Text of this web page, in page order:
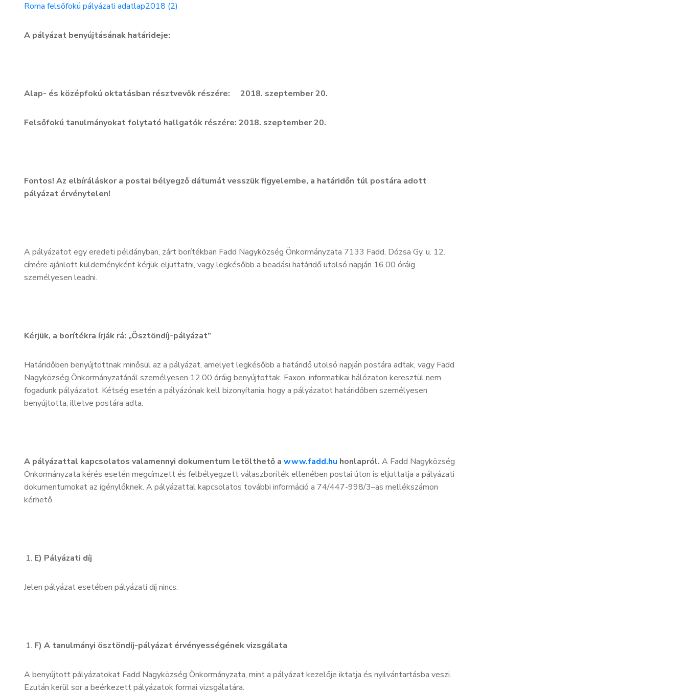
Roma felsőfokú pályázati adatlap2018 (2)
A pályázat benyújtásának határideje:
Alap- és középfokú oktatásban résztvevők részére: 2018. szeptember 20.
Felsőfokú tanulmányokat folytató hallgatók részére: 2018. szeptember 20.
Fontos! Az elbíráláskor a postai bélyegző dátumát vesszük figyelembe, a határidőn túl postára adott
pályázat érvénytelen!
A pályázatot egy eredeti példányban, zárt borítékban Fadd Nagyközség Önkormányzata 7133 Fadd, Dózsa Gy. u. 12.
címére ajánlott küldeményként kérjük eljuttatni, vagy legkésőbb a beadási határidő utolsó napján 16.00 óráig
személyesen leadni.
Kérjük, a borítékra írják rá: „Ösztöndíj-pályázat”
Határidőben benyújtottnak minősül az a pályázat, amelyet legkésőbb a határidő utolsó napján postára adtak, vagy Fadd
Nagyközség Önkormányzatánál személyesen 12.00 óráig benyújtottak. Faxon, informatikai hálózaton keresztül nem
fogadunk pályázatot. Kétség esetén a pályázónak kell bizonyítania, hogy a pályázatot határidőben személyesen
benyújtotta, illetve postára adta.
A pályázattal kapcsolatos valamennyi dokumentum letölthető a www.fadd.hu honlapról. A Fadd Nagyközség
Önkormányzata kérés esetén megcímzett és felbélyegzett válaszboríték ellenében postai úton is eljuttatja a pályázati
dokumentumokat az igénylőknek. A pályázattal kapcsolatos további információ a 74/447-998/3–as mellékszámon
kérhető.
E) Pályázati díj
Jelen pályázat esetében pályázati díj nincs.
F) A tanulmányi ösztöndíj-pályázat érvényességének vizsgálata
A benyújtott pályázatokat Fadd Nagyközség Önkormányzata, mint a pályázat kezelője iktatja és nyilvántartásba veszi.
Ezután kerül sor a beérkezett pályázatok formai vizsgálatára.